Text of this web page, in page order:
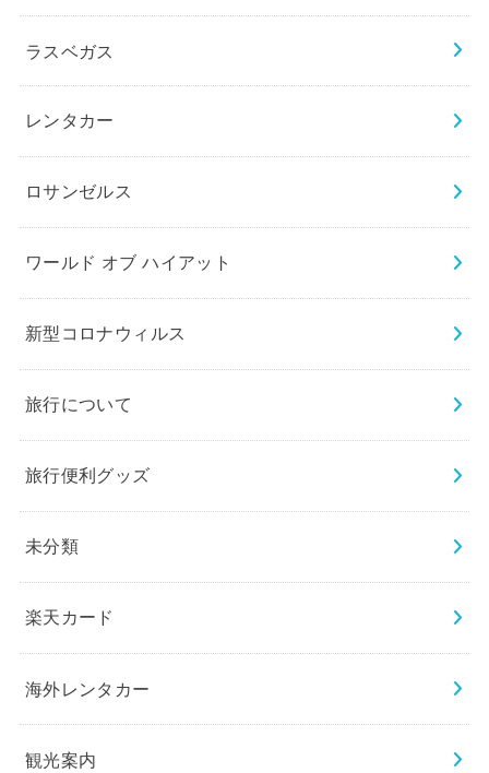
ラスベガス
レンタカー
ロサンゼルス
ワールド オブ ハイアット
新型コロナウィルス
旅行について
旅行便利グッズ
未分類
楽天カード
海外レンタカー
観光案内